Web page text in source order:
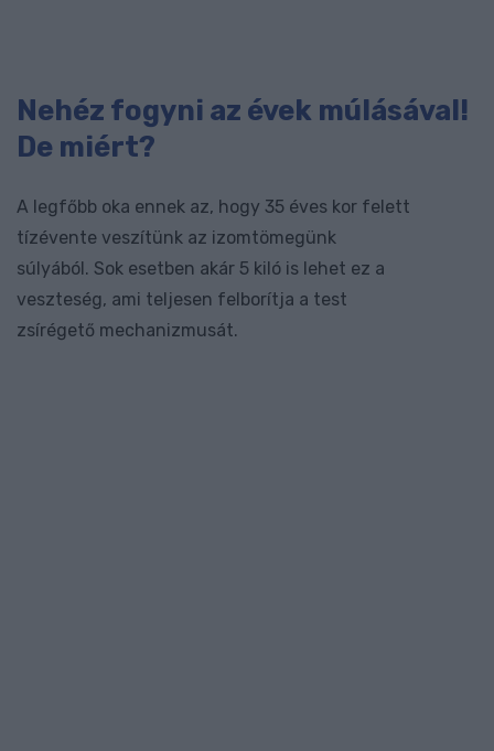
Nehéz fogyni az évek múlásával!
De miért?
A legfőbb oka ennek az, hogy 35 éves kor felett
tízévente veszítünk az izomtömegünk
súlyából. Sok esetben akár 5 kiló is lehet ez a
veszteség, ami teljesen felborítja a test
zsírégető mechanizmusát.